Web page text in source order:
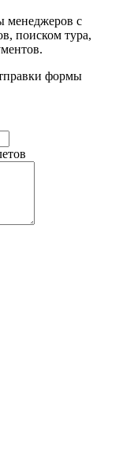
менеджеров с
поиском тура,
формы